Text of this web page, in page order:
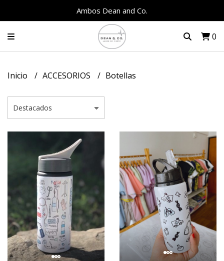
Ambos Dean and Co.
0
Inicio ACCESORIOS Botellas